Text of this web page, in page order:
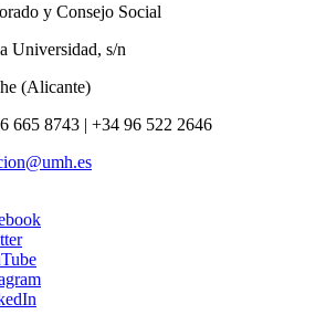
y Consejo Social
Universidad, s/n
(Alicante)
665 8743 | +34 96 522 2646